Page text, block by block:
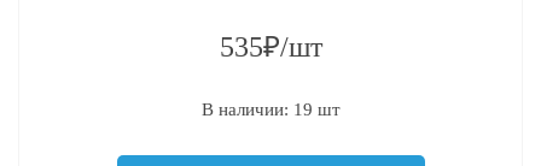
535₽/шт
В наличии: 19 шт